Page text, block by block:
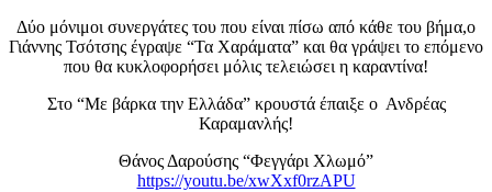
Δύο μόνιμοι συνεργάτες του που είναι πίσω από κάθε του βήμα,ο
Γιάννης Τσότσης έγραψε “Τα Χαράματα” και θα γράψει το επόμενο
που θα κυκλοφορήσει μόλις τελειώσει η καραντίνα!
Στο “Με βάρκα την Ελλάδα” κρουστά έπαιξε ο Ανδρέας
Καραμανλής!
Θάνος Δαρούσης “Φεγγάρι Χλωμό”
https://youtu.be/xwXxf0rzAPU